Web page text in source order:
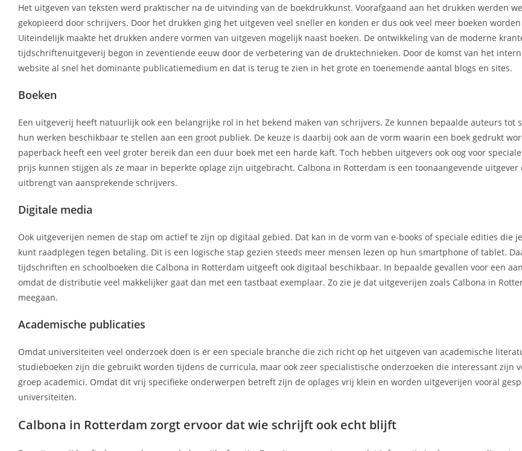
Het uitgeven van teksten werd praktischer na de uitvinding van de boekdrukkunst. Voorafgaand aan het drukken werden
gekopieerd door schrijvers. Door het drukken ging het uitgeven veel sneller en konden er dus ook veel meer boeken
Uiteindelijk maakte het drukken andere vormen van uitgeven mogelijk naast boeken. De ontwikkeling van de moderne
tijdschriftenuitgeverij begon in zeventiende eeuw door de verbetering van de druktechnieken. Door de komst van het
website al snel het dominante publicatiemedium en dat is terug te zien in het grote en toenemende aantal blogs en sites.
Boeken
Een uitgeverij heeft natuurlijk ook een belangrijke rol in het bekend maken van schrijvers. Ze kunnen bepaalde auteurs tot
hun werken beschikbaar te stellen aan een groot publiek. De keuze is daarbij ook aan de vorm waarin een boek gedrukt
paperback heeft een veel groter bereik dan een duur boek met een harde kaft. Toch hebben uitgevers ook oog voor
prijs kunnen stijgen als ze maar in beperkte oplage zijn uitgebracht. Calbona in Rotterdam is een toonaangevende uitgever
uitbrengt van aansprekende schrijvers.
Digitale media
Ook uitgeverijen nemen de stap om actief te zijn op digitaal gebied. Dat kan in de vorm van e-books of speciale edities die
kunt raadplegen tegen betaling. Dit is een logische stap gezien steeds meer mensen lezen op hun smartphone of tablet.
tijdschriften en schoolboeken die Calbona in Rotterdam uitgeeft ook digitaal beschikbaar. In bepaalde gevallen voor een
omdat de distributie veel makkelijker gaat dan met een tastbaat exemplaar. Zo zie je dat uitgeverijen zoals Calbona in
meegaan.
Academische publicaties
Omdat universiteiten veel onderzoek doen is er een speciale branche die zich richt op het uitgeven van academische
studieboeken zijn die gebruikt worden tijdens de curricula, maar ook zeer specialistische onderzoeken die interessant zijn
groep academici. Omdat dit vrij specifieke onderwerpen betreft zijn de oplages vrij klein en worden uitgeverijen vooral
universiteiten.
Calbona in Rotterdam zorgt ervoor dat wie schrijft ook echt blijft